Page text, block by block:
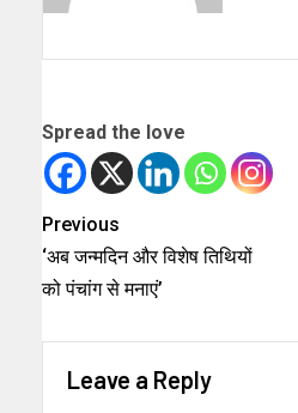
Spread the love
Previous
‘अब जन्मदिन और विशेष तिथियों
को पंचांग से मनाएं’
Leave a Reply